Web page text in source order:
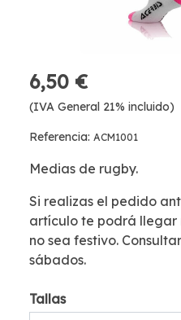
6,50 €
(IVA General 21% incluido)
Referencia: ACM1001
Medias de rugby.
Si realizas el pedido
artículo te podrá llegar
no sea festivo.
sábados.
Tallas